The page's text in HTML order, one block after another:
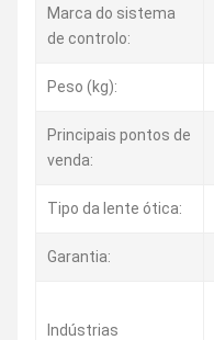
Marca do sistema
de controlo:
Peso (kg):
Principais pontos de
venda:
Tipo da lente ótica:
Garantia:
Indústrias